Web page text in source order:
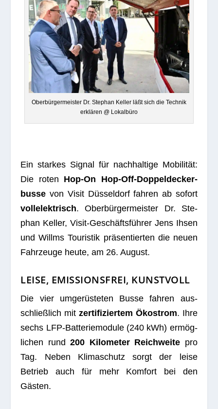
Ober­bür­ger­meis­ter Dr. Ste­phan Kel­ler läßt sich die Tech­nik
erklä­ren @ Lokalbüro
Ein star­kes Signal für nach­hal­tige Mobi­li­tät:
Die roten Hop-On Hop-Off-Dop­pel­de­cker­
busse von Visit Düs­sel­dorf fah­ren ab sofort
voll­elek­trisch. Ober­bür­ger­meis­ter Dr. Ste­
phan Kel­ler, Visit-Geschäfts­füh­rer Jens Ihsen
und Willms Tou­ris­tik prä­sen­tier­ten die neuen
Fahr­zeuge heute, am 26. August.
LEISE, EMISSIONSFREI, KUNSTVOLL
Die vier umge­rüs­te­ten Busse fah­ren aus­
schließ­lich mit zer­ti­fi­zier­tem Öko­strom. Ihre
sechs LFP-Bat­te­rie­mo­dule (240 kWh) ermög­
li­chen rund200 Kilo­me­ter Reich­weite pro
Tag. Neben Kli­ma­schutz sorgt der leise
Betrieb auch für mehr Kom­fort bei den
Gästen.